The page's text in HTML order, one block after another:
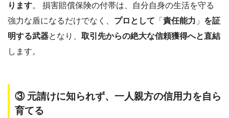
ります。 損害賠償保険の付帯は、自分自身の生活を守る
強力な盾になるだけでなく、 プロとして 「 責任能力 」 を証
明する武器となり、 取引先からの絶大な信頼獲得へと直結
します。
③ 元請けに知られず、一人親方の信用力を自ら
育てる